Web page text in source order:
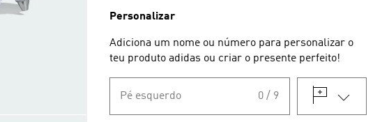
Personalizar
Adiciona um nome ou número para personalizar o
teu produto adidas ou criar o presente perfeito!
Pé esquerdo 0 / 9